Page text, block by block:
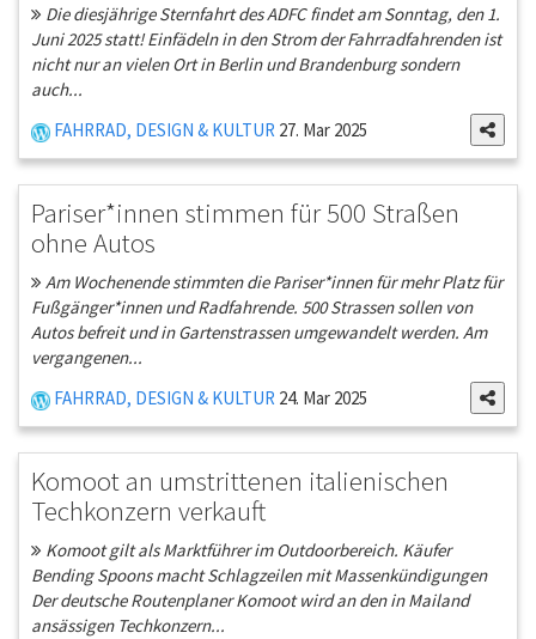
Die diesjährige Sternfahrt des ADFC findet am Sonntag, den 1.
Juni 2025 statt! Einfädeln in den Strom der Fahrradfahrenden ist
nicht nur an vielen Ort in Berlin und Brandenburg sondern
auch...
FAHRRAD, DESIGN & KULTUR 27. Mar 2025
Pariser*innen stimmen für 500 Straßen
ohne Autos
Am Wochenende stimmten die Pariser*innen für mehr Platz für
Fußgänger*innen und Radfahrende. 500 Strassen sollen von
Autos befreit und in Gartenstrassen umgewandelt werden. Am
vergangenen...
FAHRRAD, DESIGN & KULTUR 24. Mar 2025
Komoot an umstrittenen italienischen
Techkonzern verkauft
Komoot gilt als Marktführer im Outdoorbereich. Käufer
Bending Spoons macht Schlagzeilen mit Massenkündigungen
Der deutsche Routenplaner Komoot wird an den in Mailand
ansässigen Techkonzern...